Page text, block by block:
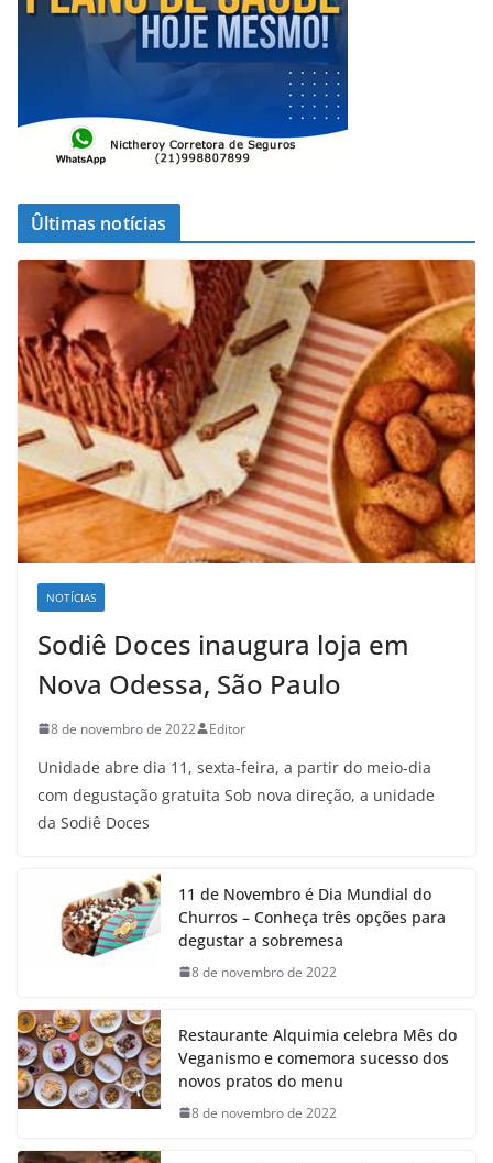
Ûltimas notícias
NOTÍCIAS
Sodiê Doces inaugura loja em
Nova Odessa, São Paulo
8 de novembro de 2022 Editor
Unidade abre dia 11, sexta-feira, a partir do meio-dia
com degustação gratuita Sob nova direção, a unidade
da Sodiê Doces
11 de Novembro é Dia Mundial do
Churros – Conheça três opções para
degustar a sobremesa
8 de novembro de 2022
Restaurante Alquimia celebra Mês do
Veganismo e comemora sucesso dos
novos pratos do menu
8 de novembro de 2022